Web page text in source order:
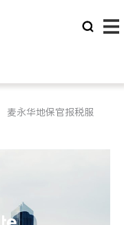
麦永华地保官报税服